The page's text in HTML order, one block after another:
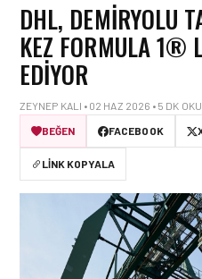
DHL, DEMIRYOLU
KEZ FORMULA 1®
EDIYOR
ZEYNEP KALI • 02 HAZ 2026 • 5 DK
BEĞEN
FACEBOOK
LINK KOPYALA